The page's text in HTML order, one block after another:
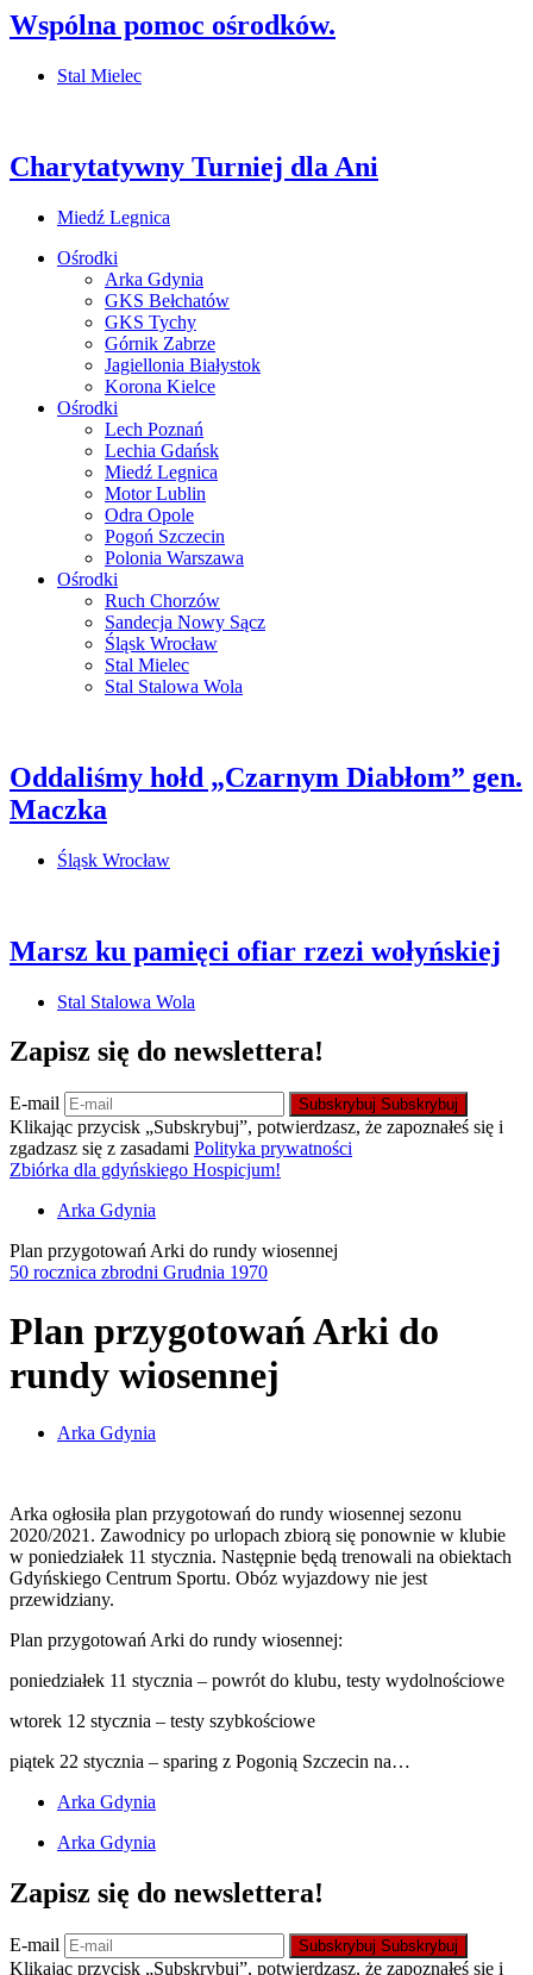
Wspólna pomoc ośrodków.
Stal Mielec
Charytatywny Turniej dla Ani
Miedź Legnica
Ośrodki
Arka Gdynia
GKS Bełchatów
GKS Tychy
Górnik Zabrze
Jagiellonia Białystok
Korona Kielce
Ośrodki
Lech Poznań
Lechia Gdańsk
Miedź Legnica
Motor Lublin
Odra Opole
Pogoń Szczecin
Polonia Warszawa
Ośrodki
Ruch Chorzów
Sandecja Nowy Sącz
Śląsk Wrocław
Stal Mielec
Stal Stalowa Wola
Oddaliśmy hołd „Czarnym Diabłom” gen.
Maczka
Śląsk Wrocław
Marsz ku pamięci ofiar rzezi wołyńskiej
Stal Stalowa Wola
Zapisz się do newslettera!
E-mail Subskrybuj Subskrybuj
Klikając przycisk „Subskrybuj”, potwierdzasz, że zapoznałeś się i
zgadzasz się z zasadami Polityka prywatności
Zbiórka dla gdyńskiego Hospicjum!
Arka Gdynia
Plan przygotowań Arki do rundy wiosennej
50 rocznica zbrodni Grudnia 1970
Plan przygotowań Arki do
rundy wiosennej
Arka Gdynia
Arka ogłosiła plan przygotowań do rundy wiosennej sezonu
2020/2021. Zawodnicy po urlopach zbiorą się ponownie w klubie
w poniedziałek 11 stycznia. Następnie będą trenowali na obiektach
Gdyńskiego Centrum Sportu. Obóz wyjazdowy nie jest
przewidziany.
Plan przygotowań Arki do rundy wiosennej:
poniedziałek 11 stycznia – powrót do klubu, testy wydolnościowe
wtorek 12 stycznia – testy szybkościowe
piątek 22 stycznia – sparing z Pogonią Szczecin na…
Arka Gdynia
Arka Gdynia
Zapisz się do newslettera!
E-mail Subskrybuj Subskrybuj
Klikając przycisk „Subskrybuj”, potwierdzasz, że zapoznałeś się i